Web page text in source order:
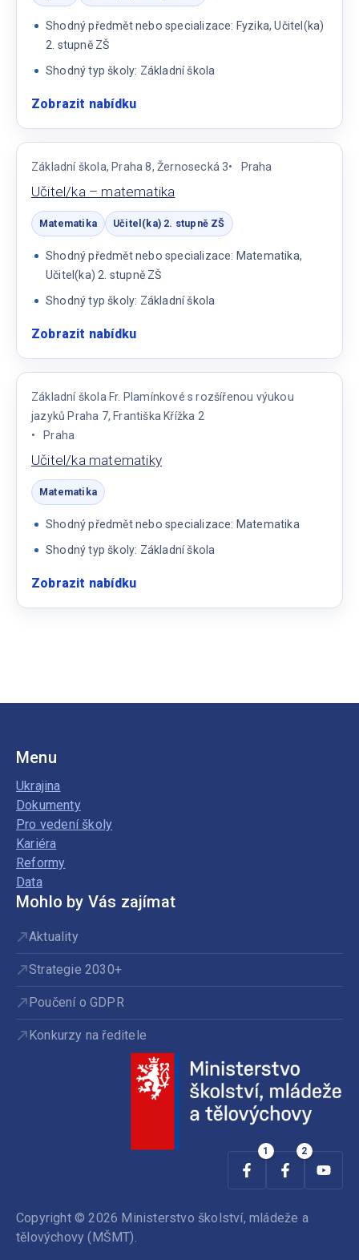
Shodný předmět nebo specializace: Fyzika, Učitel(ka)
2. stupně ZŠ
Shodný typ školy: Základní škola
Zobrazit nabídku:
–
fyzika
Základní škola, Praha 8, Žernosecká 3 Praha
Učitel/ka – matematika
Matematika Učitel(ka) 2. stupně ZŠ
Shodný předmět nebo specializace: Matematika,
Učitel(ka) 2. stupně ZŠ
Shodný typ školy: Základní škola
Zobrazit nabídku:
–
matematika
Základní škola Fr. Plamínkové s rozšířenou výukou
jazyků Praha 7, Františka Křížka 2
Praha
Učitel/ka matematiky
Matematika
Shodný předmět nebo specializace: Matematika
Shodný typ školy: Základní škola
Zobrazit nabídku:
Menu
Ukrajina
Dokumenty
Pro vedení školy
Kariéra
Reformy
Data
Mohlo by Vás zajímat
Aktuality
Strategie 2030+
Poučení o GDPR
Konkurzy na ředitele
Copyright © 2026 Ministerstvo školství, mládeže a
tělovýchovy (MŠMT).